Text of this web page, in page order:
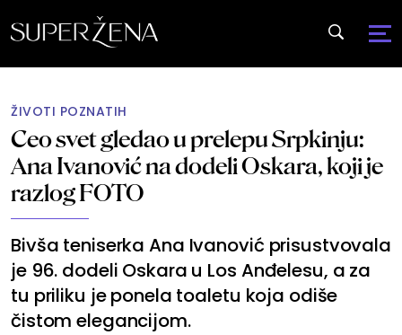
ŽIVOTI POZNATIH
Ceo svet gledao u prelepu Srpkinju:
Ana Ivanović na dodeli Oskara, koji je
razlog FOTO
Bivša teniserka Ana Ivanović prisustvovala
je 96. dodeli Oskara u Los Anđelesu, a za
tu priliku je ponela toaletu koja odiše
čistom elegancijom.